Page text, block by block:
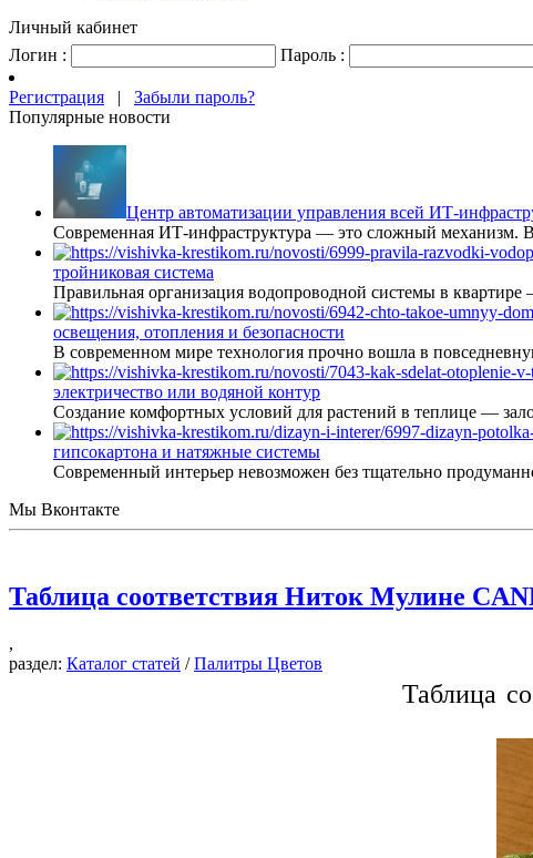
Личный кабинет
Логин :
Пароль :
Регистрация | Забыли пароль?
Популярные новости
Центр автоматизации управления всей ИТ-
Современная ИТ-инфраструктура — это сложный механизм.
тройниковая система
Правильная организация водопроводной системы в квартире
освещения, отопления и безопасности
В современном мире технология прочно вошла в
электричество или водяной контур
Создание комфортных условий для растений в теплице —
гипсокартона и натяжные системы
Современный интерьер невозможен без тщательно
Мы Вконтакте
Таблица соответствия Ниток Мулине
,
раздел: Каталог статей /Палитры Цветов
Таблица